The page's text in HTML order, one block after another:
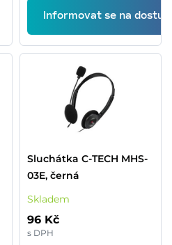
Informovat se na
Sluchátka C-TECH MHS-
03E, černá
Skladem
96 Kč
s DPH